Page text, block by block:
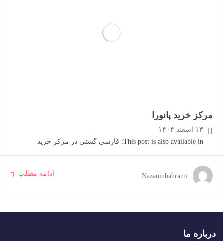
مرکز خرید پانورا
۱۳ اسفند ۱۴۰۴
This post is also available in: فارسی گشتی در مرکز خرید
Nazaninbahrami ادامه مطلب
درباره ما